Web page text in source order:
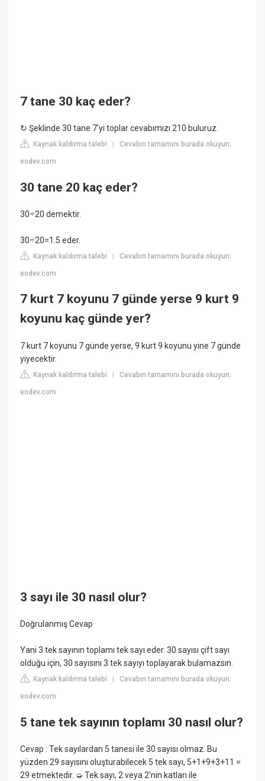
7 tane 30 kaç eder?
↻ Şeklinde 30 tane 7'yi toplar cevabımızı 210 buluruz.
Kaynak kaldırma talebi |Cevabın tamamını burada okuyun:
eodev.com
30 tane 20 kaç eder?
30÷20 demektir.
30÷20=1.5 eder.
Kaynak kaldırma talebi |Cevabın tamamını burada okuyun:
eodev.com
7 kurt 7 koyunu 7 günde yerse 9 kurt 9
koyunu kaç günde yer?
7 kurt 7 koyunu 7 günde yerse, 9 kurt 9 koyunu yine 7 günde
yiyecektir.
Kaynak kaldırma talebi |Cevabın tamamını burada okuyun:
eodev.com
3 sayı ile 30 nasıl olur?
Doğrulanmış Cevap
Yani 3 tek sayının toplamı tek sayı eder. 30 sayısı çift sayı
olduğu için, 30 sayısını 3 tek sayıyı toplayarak bulamazsın.
Kaynak kaldırma talebi |Cevabın tamamını burada okuyun:
eodev.com
5 tane tek sayının toplamı 30 nasıl olur?
Cevap : Tek sayılardan 5 tanesi ile 30 sayısı olmaz. Bu
yüzden 29 sayısını oluşturabilecek 5 tek sayı, 5+1+9+3+11 =
29 etmektedir. ➭ Tek sayı, 2 veya 2'nin katları ile